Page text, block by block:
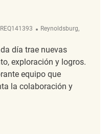
ReqId
REQ141393 Ubicación
Reynoldsburg,
día trae nuevas
exploración y logros.
equipo que
la colaboración y